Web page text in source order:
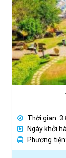
Thời gian: 3
Ngày khởi
Phương